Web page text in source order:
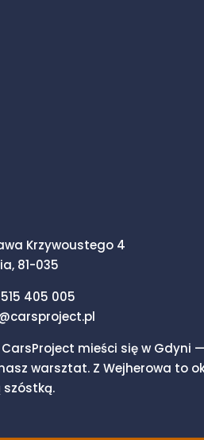
Krzywoustego 4
81-035
405 005
CarsProject mieści się w Gdyni
warsztat. Z Wejherowa to